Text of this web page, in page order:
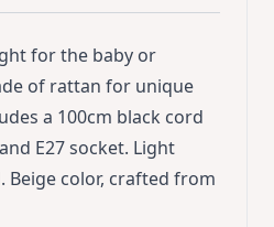
for the baby or
of rattan for unique
a 100cm black cord
E27 socket. Light
Beige color, crafted from